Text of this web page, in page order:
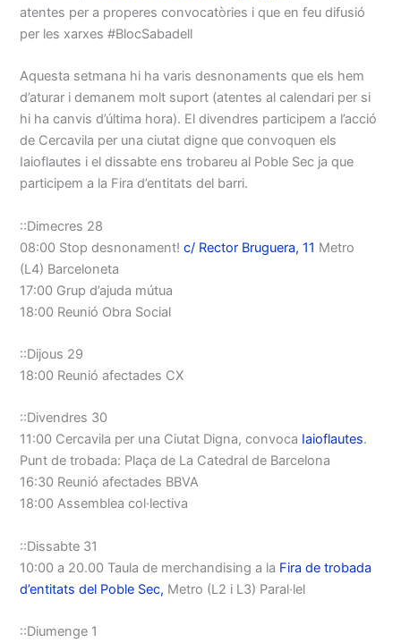
atentes per a properes convocatòries i que en feu difusió
per les xarxes #BlocSabadell
Aquesta setmana hi ha varis desnonaments que els hem
d’aturar i demanem molt suport (atentes al calendari per si
hi ha canvis d’última hora). El divendres participem a l’acció
de Cercavila per una ciutat digne que convoquen els
Iaioflautes i el dissabte ens trobareu al Poble Sec ja que
participem a la Fira d’entitats del barri.
::Dimecres 28
08:00 Stop desnonament!c/ Rector Bruguera, 11 Metro
(L4) Barceloneta
17:00 Grup d’ajuda mútua
18:00 Reunió Obra Social
::Dijous 29
18:00 Reunió afectades CX
::Divendres 30
11:00 Cercavila per una Ciutat Digna, convoca Iaioflautes.
Punt de trobada: Plaça de La Catedral de Barcelona
16:30 Reunió afectades BBVA
18:00 Assemblea col·lectiva
::Dissabte 31
10:00 a 20.00 Taula de merchandising a la Fira de trobada
d’entitats del Poble Sec, Metro (L2 i L3) Paral·lel
::Diumenge 1